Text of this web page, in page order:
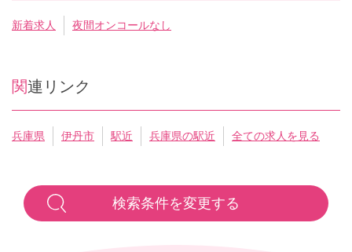
新着求人 夜間オンコールなし
関連リンク
兵庫県 伊丹市 駅近 兵庫県の駅近 全ての求人を見る
検索条件を変更する